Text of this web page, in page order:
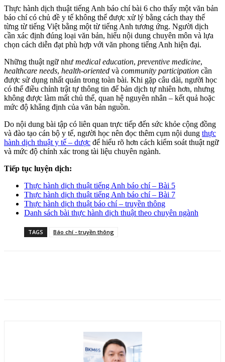
Thực hành dịch thuật tiếng Anh báo chí bài 6 cho thấy một văn bản
báo chí có chủ đề y tế không thể được xử lý bằng cách thay thế
từng từ tiếng Việt bằng một từ tiếng Anh tương ứng. Người dịch
cần xác định đúng loại văn bản, hiểu nội dung chuyên môn và lựa
chọn cách diễn đạt phù hợp với văn phong tiếng Anh hiện đại.
Những thuật ngữ như medical education, preventive medicine,
healthcare needs, health-oriented và community participation cần
được sử dụng nhất quán trong toàn bài. Khi gặp câu dài, người học
có thể điều chỉnh trật tự thông tin để bản dịch tự nhiên hơn, nhưng
không được làm mất chủ thể, quan hệ nguyên nhân – kết quả hoặc
mức độ khẳng định của văn bản nguồn.
Do nội dung bài tập có liên quan trực tiếp đến sức khỏe cộng đồng
và đào tạo cán bộ y tế, người học nên đọc thêm cụm nội dung thực
hành dịch thuật y tế – dược để hiểu rõ hơn cách kiểm soát thuật ngữ
và mức độ chính xác trong tài liệu chuyên ngành.
Tiếp tục luyện dịch:
Thực hành dịch thuật tiếng Anh báo chí – Bài 5
Thực hành dịch thuật tiếng Anh báo chí – Bài 7
Thực hành dịch thuật báo chí – truyền thông
Danh sách bài thực hành dịch thuật theo chuyên ngành
TAGS Báo chí - truyền thông